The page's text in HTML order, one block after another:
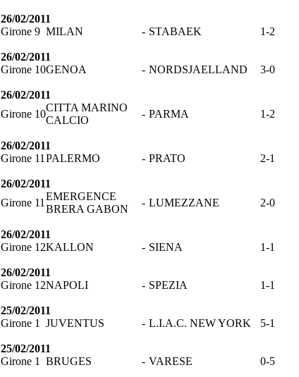
26/02/2011
Girone 9 MILAN - STABAEK 1-2
26/02/2011
Girone 10GENOA - NORDSJAELLAND 3-0
26/02/2011
Girone 10
CITTA MARINO
CALCIO
- PARMA 1-2
26/02/2011
Girone 11 PALERMO - PRATO 2-1
26/02/2011
Girone 11
EMERGENCE
BRERA GABON
- LUMEZZANE 2-0
26/02/2011
Girone 12KALLON - SIENA 1-1
26/02/2011
Girone 12NAPOLI - SPEZIA 1-1
25/02/2011
Girone 1
JUVENTUS - L.I.A.C. NEW YORK 5-1
25/02/2011
Girone 1
BRUGES - VARESE 0-5